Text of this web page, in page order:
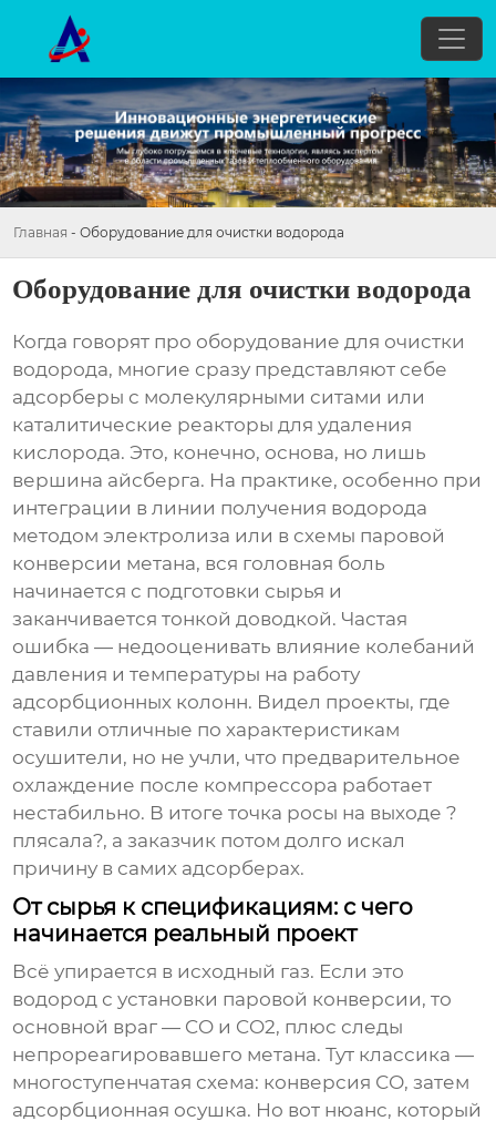
Главная - Оборудование для очистки водорода
Оборудование для очистки водорода
Когда говорят про оборудование для очистки
водорода, многие сразу представляют себе
адсорберы с молекулярными ситами или
каталитические реакторы для удаления
кислорода. Это, конечно, основа, но лишь
вершина айсберга. На практике, особенно при
интеграции в линии получения водорода
методом электролиза или в схемы паровой
конверсии метана, вся головная боль
начинается с подготовки сырья и
заканчивается тонкой доводкой. Частая
ошибка — недооценивать влияние колебаний
давления и температуры на работу
адсорбционных колонн. Видел проекты, где
ставили отличные по характеристикам
осушители, но не учли, что предварительное
охлаждение после компрессора работает
нестабильно. В итоге точка росы на выходе ?
плясала?, а заказчик потом долго искал
причину в самих адсорберах.
От сырья к спецификациям: с чего
начинается реальный проект
Всё упирается в исходный газ. Если это
водород с установки паровой конверсии, то
основной враг — CO и CO2, плюс следы
непрореагировавшего метана. Тут классика —
многоступенчатая схема: конверсия СО, затем
адсорбционная осушка. Но вот нюанс, который